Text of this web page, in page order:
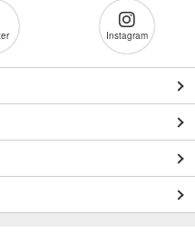
Instagram